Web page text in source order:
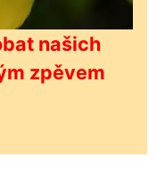
našich
zpěvem